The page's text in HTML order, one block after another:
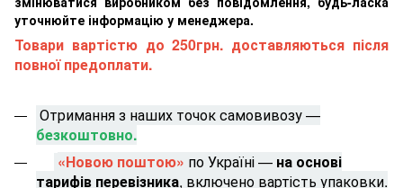
уточнюйте інформацію у менеджера.
Товари вартістю до 250грн. доставляються після
повної предоплати.
Отримання з наших точок самовивозу —
безкоштовно.
«Новою поштою» по Україні — на основі
тарифів перевізника, включено вартість упаковки.